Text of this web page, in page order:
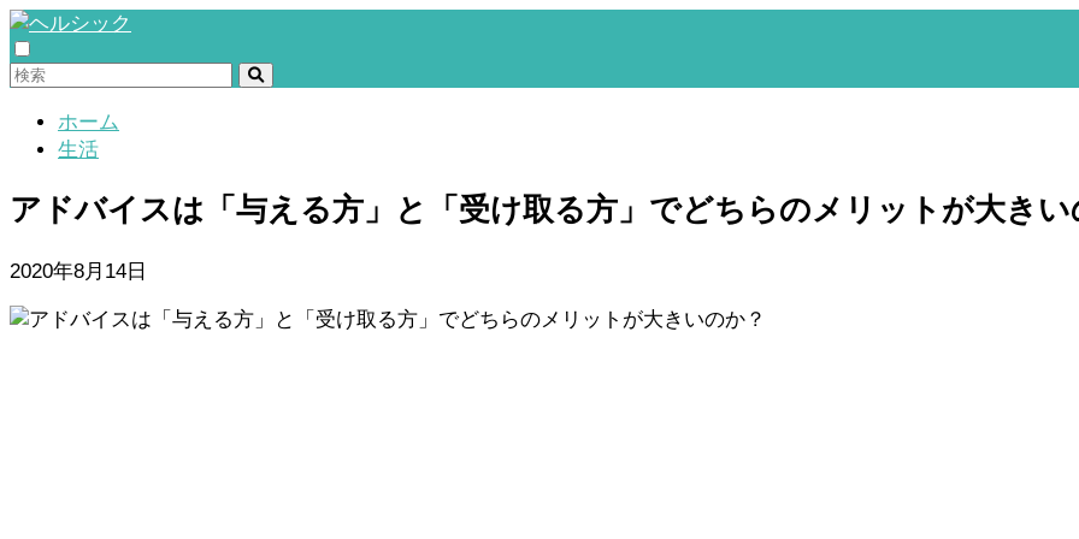
ホーム
生活
アドバイスは「与える方」と「受け取る方」でどちらのメリットが大きい
2020年8月14日